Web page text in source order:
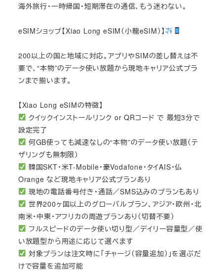
海外旅行・一時帰国・短期滞在の通信、もう迷わない。
eSIMショップ【Xiao Long eSIM（小龍eSIM）】
200以上の国と地域に対応。アプリやSIMの差し替えは不
要で、“本物”のデータ使い放題から現地キャリア公式プラ
ンまで揃います。
【Xiao Long eSIMの特徴】
クイックインストールリンク or QRコード で 最短3分で
設定完了
何GB使っても減速なしの“本物”のデータ使い放題（テ
ザリングも無制限）
韓国SKT・米T-Mobile・豪Vodafone・タイAIS・仏
Orange など現地キャリア公式プランあり
現地の電話番号付き・通話／SMS込みのプランもあり
世界200ヶ国以上のグローバルプラン、アジア・欧州・北
南米・中東・アフリカの周遊プランあり（切替不要）
フルスピードのデータ使い切り型／デイリー容量型／使
い放題型から用途に応じて選べます
対象プランは注文時に「チャージ（容量追加）」を選ぶだ
けで容量を追加可能